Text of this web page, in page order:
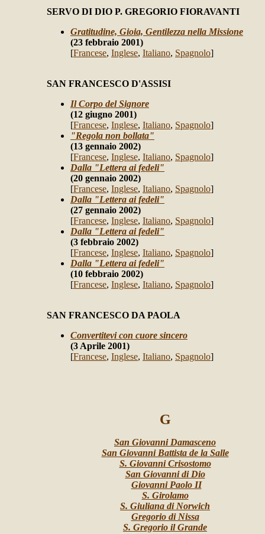
SERVO DI DIO P. GREGORIO FIORAVANTI
Gratitudine, Gioia, Gentilezza nella Missione
(23 febbraio 2001)
[Francese, Inglese, Italiano, Spagnolo]
SAN FRANCESCO D'ASSISI
Il Corpo del Signore
(12 giugno 2001)
[Francese, Inglese, Italiano, Spagnolo]
"Regola non bollata"
(13 gennaio 2002)
[Francese, Inglese, Italiano, Spagnolo]
Dalla "Lettera ai fedeli"
(20 gennaio 2002)
[Francese, Inglese, Italiano, Spagnolo]
Dalla "Lettera ai fedeli"
(27 gennaio 2002)
[Francese, Inglese, Italiano, Spagnolo]
Dalla "Lettera ai fedeli"
(3 febbraio 2002)
[Francese, Inglese, Italiano, Spagnolo]
Dalla "Lettera ai fedeli"
(10 febbraio 2002)
[Francese, Inglese, Italiano, Spagnolo]
SAN FRANCESCO DA PAOLA
Convertitevi con cuore sincero
(3 Aprile 2001)
[Francese, Inglese, Italiano, Spagnolo]
G
San Giovanni Damasceno
San Giovanni Battista de la Salle
S. Giovanni Crisostomo
San Giovanni di Dio
Giovanni Paolo II
S. Girolamo
S. Giuliana di Norwich
Gregorio di Nissa
S. Gregorio il Grande